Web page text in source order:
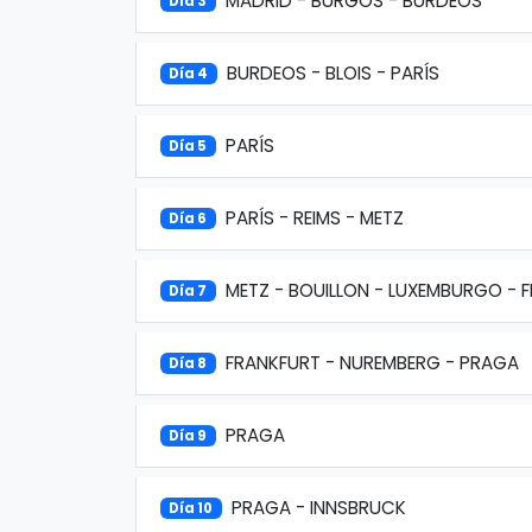
Día 4 BURDEOS - BLOIS - PARÍS
Día 5 PARÍS
Día 6 PARÍS - REIMS - METZ
Día 7 METZ - BOUILLON - LUXEMBURGO -
Día 8 FRANKFURT - NUREMBERG - PRAGA
Día 9 PRAGA
Día 10 PRAGA - INNSBRUCK